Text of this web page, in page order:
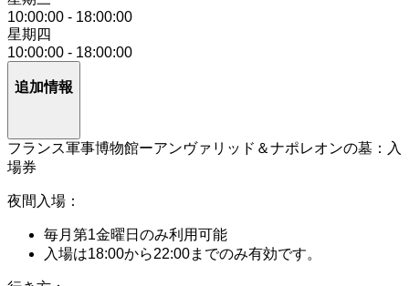
10:00:00 - 18:00:00
星期四
10:00:00 - 18:00:00
追加情報
フランス軍事博物館ーアンヴァリッド＆ナポレオンの墓：入
場券
夜間入場：
毎月第1金曜日のみ利用可能
入場は18:00から22:00までのみ有効です。